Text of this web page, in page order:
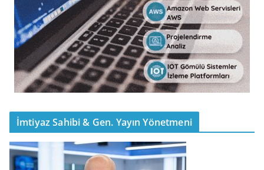
İmtiyaz Sahibi & Gen. Yayın Yönetmeni